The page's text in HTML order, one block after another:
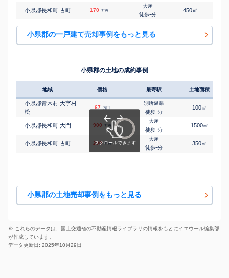
小県郡長和町 古町 170 万円
大屋
徒歩-分
450㎡
小県郡の一戸建て売却事例をもっと見る
小県郡の土地の成約事例
地域 価格 最寄駅 土地面積
小県郡青木村 大字村
松
67 万円
別所温泉
徒歩-分
100㎡
小県郡長和町 大門 900 万円
大屋
徒歩-分
1500㎡
小県郡長和町 古町 200 万円
大屋
徒歩-分
350㎡
小県郡の土地売却事例をもっと見る
※ これらのデータは、国土交通省の不動産情報ライブラリの情報をもとにイエウール編集部
が作成しています。
データ更新日: 2025年10月29日